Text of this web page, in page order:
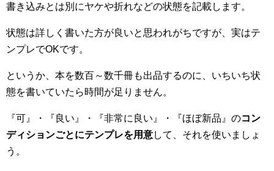
書き込みとは別にヤケや折れなどの状態を記載します。
状態は詳しく書いた方が良いと思われがちですが、実はテ
ンプレでOKです。
というか、本を数百～数千冊も出品するのに、いちいち状
態を書いていたら時間が足りません。
『可』・『良い』・『非常に良い』・『ほぼ新品』のコン
ディションごとにテンプレを用意して、それを使いましょ
う。